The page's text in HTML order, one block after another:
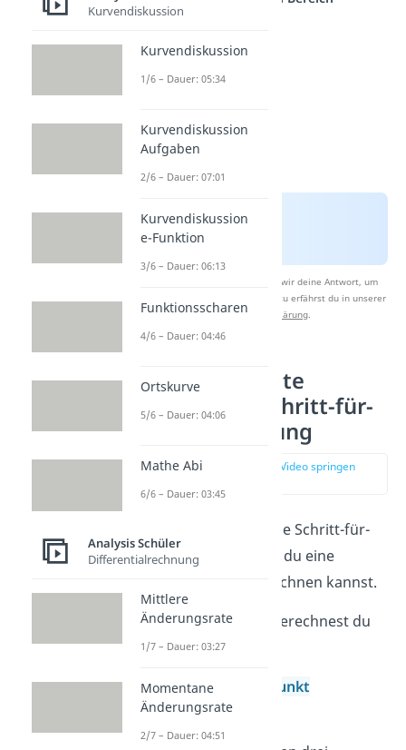
Nach Beantwortung speichern wir deine Antwort, um
Studyflix zu verbessern. Mehr dazu erfährst du in unserer
Datenschutzerklärung.
Wendetangente
berechnen: Schritt-für-
Schritt Anleitung
zur Stelle im Video springen
Nun geben wir dir eine Schritt-für-
Schritt Anleitung, wie du eine
Wendetangente berechnen kannst.
Schritt 1:Als erstes berechnest du
die Wendepunkte
Erinnerung:
Wendepunkt
berechnen
Kurvendiskussion
Kurvendiskussion
1/6 – Dauer: 05:34
Kurvendiskussion
Aufgaben
2/6 – Dauer: 07:01
Kurvendiskussion
e-Funktion
3/6 – Dauer: 06:13
Funktionsscharen
4/6 – Dauer: 04:46
Ortskurve
5/6 – Dauer: 04:06
Mathe Abi
6/6 – Dauer: 03:45
Analysis Schüler
Differentialrechnung
Mittlere
Änderungsrate
1/7 – Dauer: 03:27
Momentane
Änderungsrate
2/7 – Dauer: 04:51